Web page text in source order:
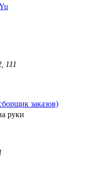
111
заказов)
руки